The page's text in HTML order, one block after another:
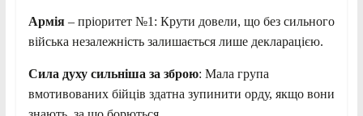
Армія– пріоритет №1: Крути довели, що без сильного
війська незалежність залишається лише декларацією.
Сила духу сильніша за зброю: Мала група
вмотивованих бійців здатна зупинити орду, якщо вони